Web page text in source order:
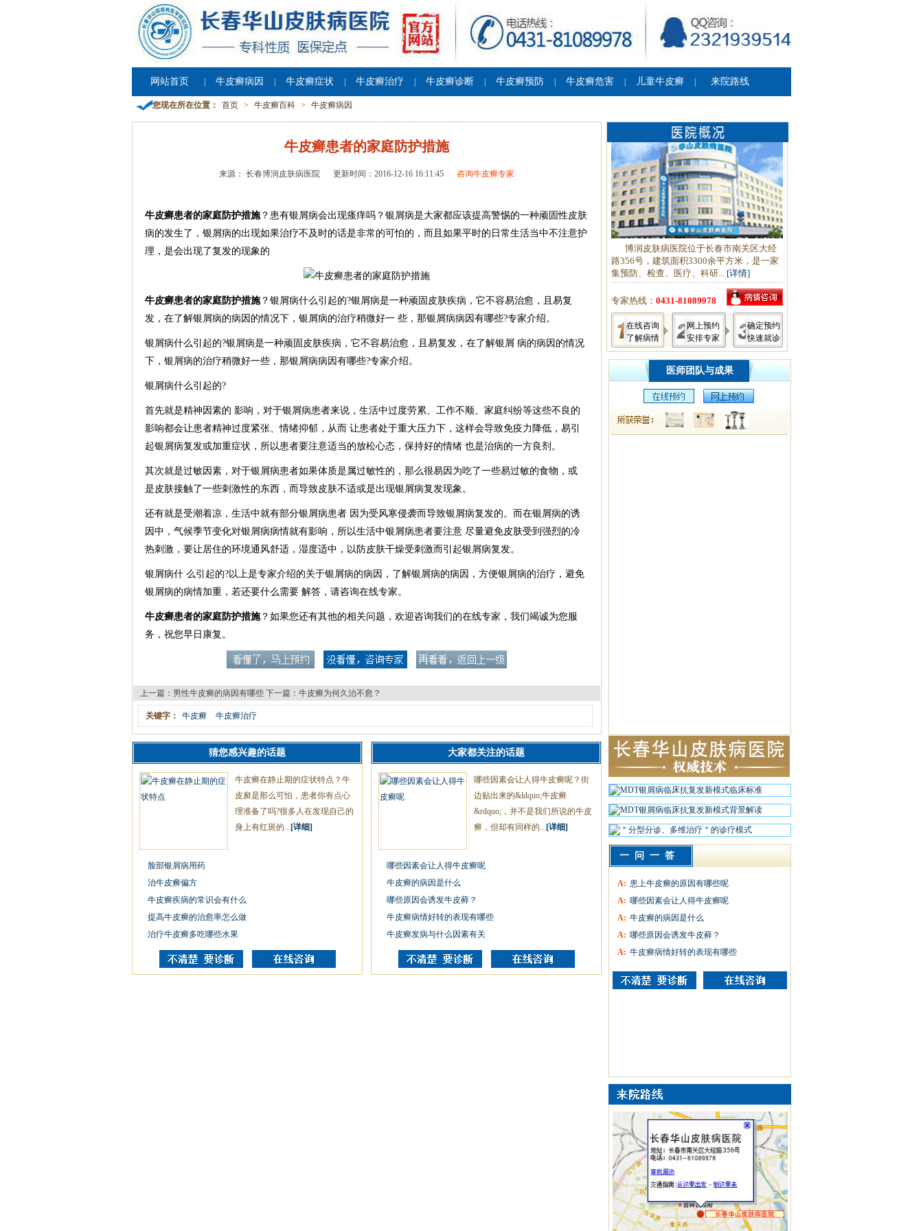
网站首页 牛皮癣病因 牛皮癣症状 牛皮癣治疗 牛皮癣诊断 牛皮癣预防 牛皮癣危害 儿童牛皮癣 来院路线
您现在所在位置： 首页 > 牛皮癣百科 > 牛皮癣病因
牛皮癣患者的家庭防护措施
来源： 长春博润皮肤病医院 更新时间：2016-12-16 16:11:45 咨询牛皮癣专家
牛皮癣患者的家庭防护措施？患有银屑病会出现瘙痒吗？银屑病是大家都应该提高警惕的一种顽固性皮肤
病的发生了，银屑病的出现如果治疗不及时的话是非常的可怕的，而且如果平时的日常生活当中不注意护
理，是会出现了复发的现象的
牛皮癣患者的家庭防护措施？银屑病什么引起的?银屑病是一种顽固皮肤疾病，它不容易治愈，且易复
发，在了解银屑病的病因的情况下，银屑病的治疗稍微好一 些，那银屑病病因有哪些?专家介绍。
银屑病什么引起的?银屑病是一种顽固皮肤疾病，它不容易治愈，且易复发，在了解银屑 病的病因的情况
下，银屑病的治疗稍微好一些，那银屑病病因有哪些?专家介绍。
银屑病什么引起的?
首先就是精神因素的 影响，对于银屑病患者来说，生活中过度劳累、工作不顺、家庭纠纷等这些不良的
影响都会让患者精神过度紧张、情绪抑郁，从而 让患者处于重大压力下，这样会导致免疫力降低，易引
起银屑病复发或加重症状，所以患者要注意适当的放松心态，保持好的情绪 也是治病的一方良剂。
其次就是过敏因素，对于银屑病患者如果体质是属过敏性的，那么很易因为吃了一些易过敏的食物，或
是皮肤接触了一些刺激性的东西，而导致皮肤不适或是出现银屑病复发现象。
还有就是受潮着凉，生活中就有部分银屑病患者 因为受风寒侵袭而导致银屑病复发的。而在银屑病的诱
因中，气候季节变化对银屑病病情就有影响，所以生活中银屑病患者要注意 尽量避免皮肤受到强烈的冷
热刺激，要让居住的环境通风舒适，湿度适中，以防皮肤干燥受刺激而引起银屑病复发。
银屑病什 么引起的?以上是专家介绍的关于银屑病的病因，了解银屑病的病因，方便银屑病的治疗，避免
银屑病的病情加重，若还要什么需要 解答，请咨询在线专家。
牛皮癣患者的家庭防护措施？如果您还有其他的相关问题，欢迎咨询我们的在线专家，我们竭诚为您服
务，祝您早日康复。
上一篇： 男性牛皮癣的病因有哪些 下一篇： 牛皮癣为何久治不愈？
关键字： 牛皮癣 牛皮癣治疗
猜您感兴趣的话题
牛皮癣在静止期的症状特点？牛
皮廯是那么可怕，患者你有点心
理准备了吗?很多人在发现自己的
身上有红斑的... [详细]
脸部银屑病用药
治牛皮癣偏方
牛皮癣疾病的常识会有什么
提高牛皮癣的治愈率怎么做
治疗牛皮癣多吃哪些水果
大家都关注的话题
哪些因素会让人得牛皮癣呢？街
边贴出来的&ldquo;牛皮癣
&rdquo;，并不是我们所说的牛皮
癣，但却有同样的... [详细]
哪些因素会让人得牛皮癣呢
牛皮癣的病因是什么
哪些原因会诱发牛皮藓？
牛皮癣病情好转的表现有哪些
牛皮癣发病与什么因素有关
博润皮肤病医院位于长春市南关区大经
路356号，建筑面积3300余平方米，是一家
集预防、检查、医疗、科研... [详情]
专家热线： 0431-81089978
在线咨询
了解病情
网上预约
安排专家
确定预约
快速就诊
医师团队与成果
一问一答
A: 患上牛皮癣的原因有哪些呢
A: 哪些因素会让人得牛皮癣呢
A: 牛皮癣的病因是什么
A: 哪些原因会诱发牛皮藓？
A: 牛皮癣病情好转的表现有哪些